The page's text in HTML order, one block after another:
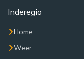
Inderegio
Home
Weer